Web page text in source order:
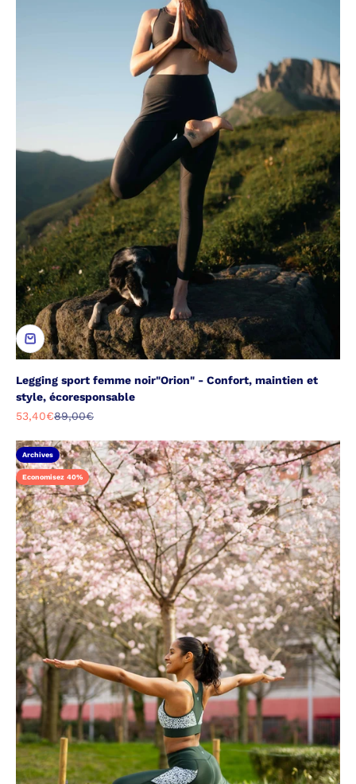
Legging sport femme noir"Orion" - Confort, maintien et
style, écoresponsable
Prix de vente
53,40€Prix normal
89,00€
Archives
Economisez 40%